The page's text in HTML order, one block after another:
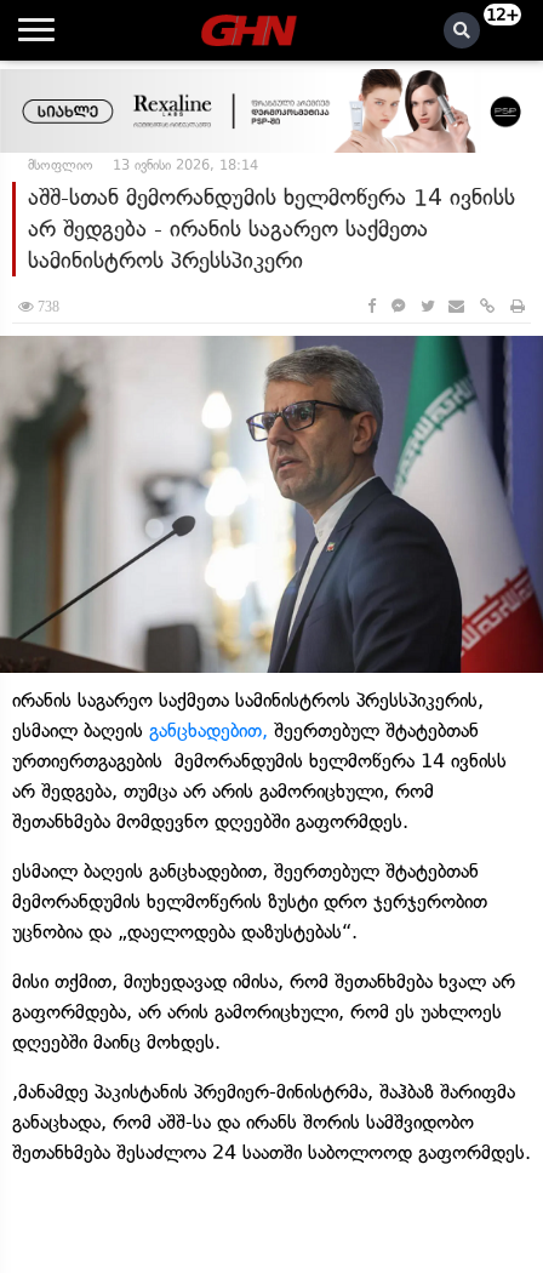
12+
მსოფლიო 13 ივნისი 2026, 18:14
აშშ-სთან მემორანდუმის ხელმოწერა 14 ივნისს
არ შედგება - ირანის საგარეო საქმეთა
სამინისტროს პრესსპიკერი
738
ირანის საგარეო საქმეთა სამინისტროს პრესსპიკერის,
ესმაილ ბაღეის განცხადებით, შეერთებულ შტატებთან
ურთიერთგაგების მემორანდუმის ხელმოწერა 14 ივნისს
არ შედგება, თუმცა არ არის გამორიცხული, რომ
შეთანხმება მომდევნო დღეებში გაფორმდეს.
ესმაილ ბაღეის განცხადებით, შეერთებულ შტატებთან
მემორანდუმის ხელმოწერის ზუსტი დრო ჯერჯერობით
უცნობია და „დაელოდება დაზუსტებას“.
მისი თქმით, მიუხედავად იმისა, რომ შეთანხმება ხვალ არ
გაფორმდება, არ არის გამორიცხული, რომ ეს უახლოეს
დღეებში მაინც მოხდეს.
,მანამდე პაკისტანის პრემიერ-მინისტრმა, შაჰბაზ შარიფმა
განაცხადა, რომ აშშ-სა და ირანს შორის სამშვიდობო
შეთანხმება შესაძლოა 24 საათში საბოლოოდ გაფორმდეს.